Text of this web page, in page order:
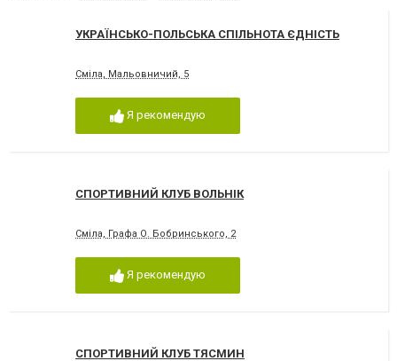
УКРАЇНСЬКО-ПОЛЬСЬКА СПІЛЬНОТА ЄДНІСТЬ
Сміла, Мальовничий, 5
Я рекомендую
СПОРТИВНИЙ КЛУБ ВОЛЬНІК
Сміла, Графа О. Бобринського, 2
Я рекомендую
СПОРТИВНИЙ КЛУБ ТЯСМИН